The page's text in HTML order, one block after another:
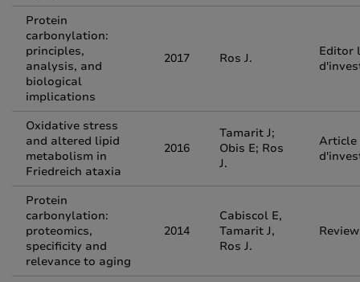
Protein
carbonylation:
principles,
analysis, and
biological
implications
2017 Ros J.
Editor
Oxidative stress
and altered lipid
metabolism in
Friedreich ataxia
2016
Tamarit J;
Obis E; Ros
J.
Article
Protein
carbonylation:
proteomics,
specificity and
relevance to aging
2014
Cabiscol E,
Tamarit J,
Ros J.
Review